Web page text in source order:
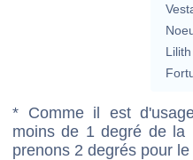
Lilith
* Comme il est
moins de 1 degré de la
prenons 2 degrés pour